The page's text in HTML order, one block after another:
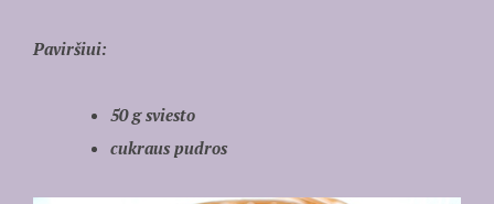
Paviršiui:
50 g sviesto
cukraus pudros